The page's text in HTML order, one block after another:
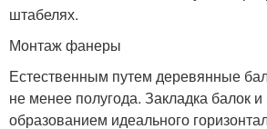
штабелях.
Монтаж фанеры
Естественным путем деревянные
не менее полугода. Закладка балок
образованием идеального